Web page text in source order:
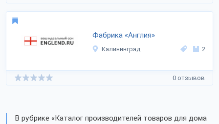
Фабрика «Англия»
Калининград 2
0 отзывов
В рубрике «Каталог производителей товаров для дома